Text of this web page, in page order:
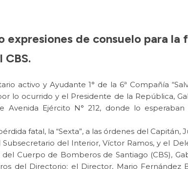
expresiones de consuelo para
CBS.
activo y Ayudante 1° de la 6ª Compañía
lo ocurrido y el Presidente de la República,
Ejército N° 212, donde lo
fatal, la “Sexta”, a las órdenes del
del Interior, Víctor Ramos, y el
Cuerpo de Bomberos de Santiago (CBS),
del Directorio; el Director, Mario